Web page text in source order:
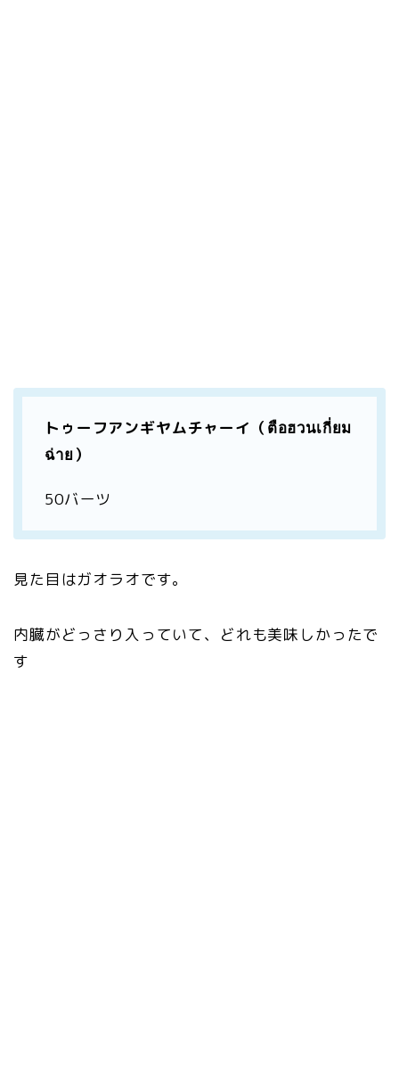
トゥーフアンギヤムチャーイ（ตือฮวนเกี่ยม
ฉ่าย）
50バーツ
見た目はガオラオです。
内臓がどっさり入っていて、どれも美味しかったで
す